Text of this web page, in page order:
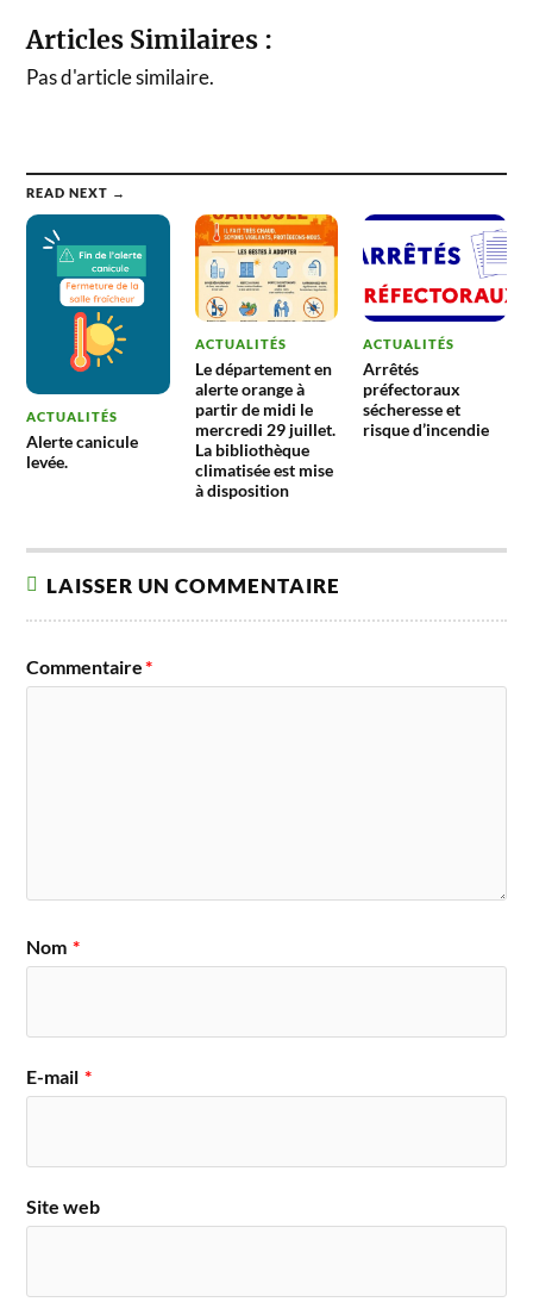
Articles Similaires :
Pas d'article similaire.
READ NEXT →
ACTUALITÉS
Alerte canicule
levée.
ACTUALITÉS
Le département en
alerte orange à
partir de midi le
mercredi 29 juillet.
La bibliothèque
climatisée est mise
à disposition
ACTUALITÉS
Arrêtés
préfectoraux
sécheresse et
risque d’incendie
LAISSER UN COMMENTAIRE
Commentaire*
Nom *
E-mail *
Site web